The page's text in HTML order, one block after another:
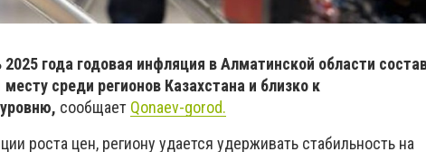
года годовая инфляция в Алматинской области
месту среди регионов Казахстана и близко к
сообщает Qonaev-gorod.
роста цен, региону удается удерживать стабильность на